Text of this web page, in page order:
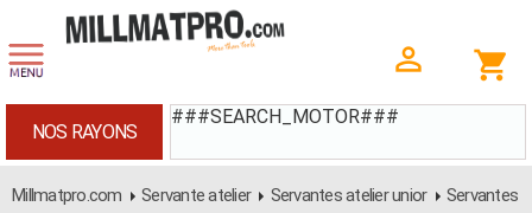
###SEARCH_MOTOR###
NOS RAYONS
Millmatpro.com Servante atelier Servantes atelier unior
Servantes